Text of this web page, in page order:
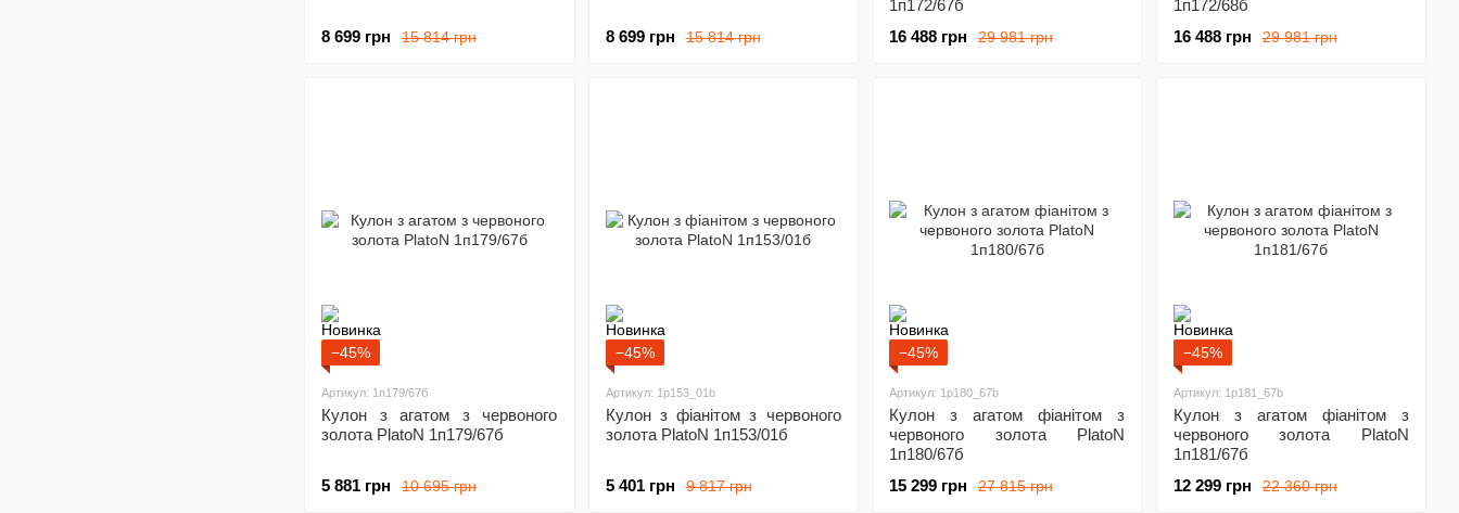
15 814 грн
8 699 грн 15 814 грн
8 699 грн
1п172/67б
29 981 грн
16 488 грн
1п172/68б
29 981 грн
16 488 грн
−45%
Артикул: 1п179/67б
Кулон з агатом з червоного
золота PlatoN 1п179/67б
10 695 грн
5 881 грн
−45%
Артикул: 1p153_01b
Кулон з фіанітом з червоного
золота PlatoN 1п153/01б
9 817 грн
5 401 грн
−45%
Артикул: 1p180_67b
Кулон з агатом фіанітом з
червоного золота PlatoN
1п180/67б
27 815 грн
15 299 грн
−45%
Артикул: 1p181_67b
Кулон з агатом фіанітом з
червоного золота PlatoN
1п181/67б
22 360 грн
12 299 грн